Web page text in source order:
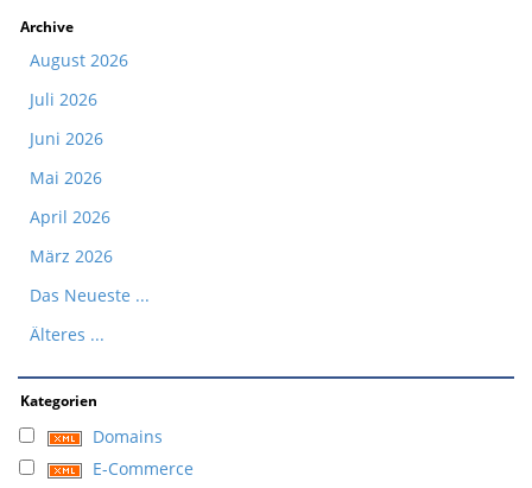
Archive
August 2026
Juli 2026
Juni 2026
Mai 2026
April 2026
März 2026
Das Neueste ...
Älteres ...
Kategorien
Domains
E-Commerce